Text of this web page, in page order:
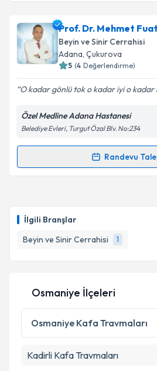
İlgili Branşlar
Beyin ve Sinir Cerrahisi
1
Prof. Dr. Mehmet
Beyin ve Sinir Cerrahisi
Adana, Çukurova
5 (4 Değerlendirme)
O kadar gönlü tok o kadar iyi o kadar
Özel Medline Adana Hastanesi
Belediye Evleri, Turgut Özal Blv. No:234
Randevu
Randevu Takvimi Talebi
için bir takvim hazırlandığında
bilgilendireceğiz.
E-posta Adresiniz
Kişisel verilerimin
Metni'ni okudum ve kişisel
Osmaniye İlçeleri
Osmaniye Kafa Travmaları
Kadirli Kafa Travmaları